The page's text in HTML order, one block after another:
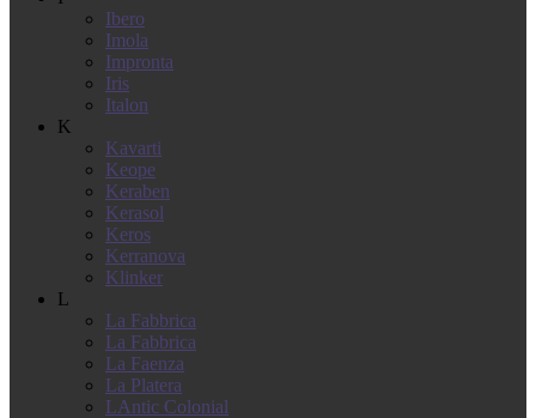
Ibero
Imola
Impronta
Iris
Italon
K
Kavarti
Keope
Keraben
Kerasol
Keros
Kerranova
Klinker
L
La Fabbrica
La Fabbrica
La Faenza
La Platera
LAntic Colonial